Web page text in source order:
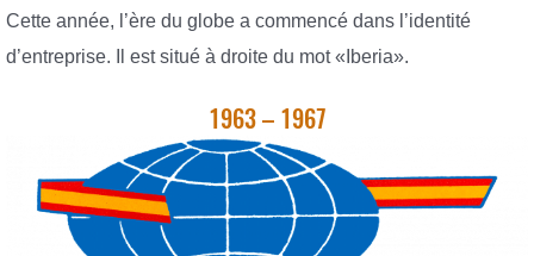
Cette année, l’ère du globe a commencé dans l’identité
d’entreprise. Il est situé à droite du mot «Iberia».
1963 – 1967